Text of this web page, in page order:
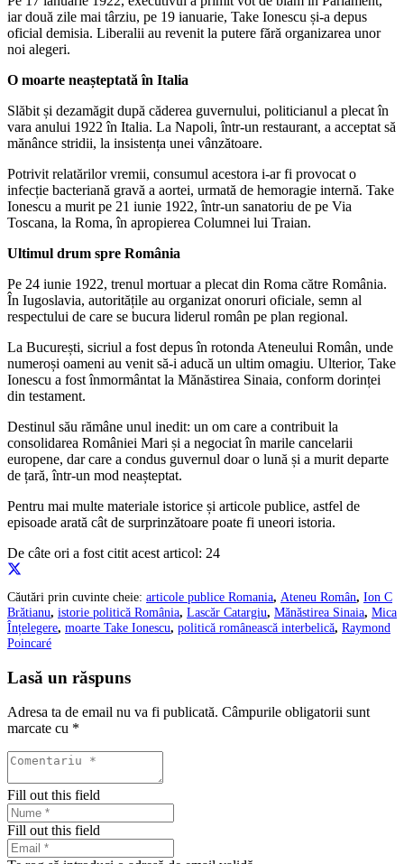
iar două zile mai târziu, pe 19 ianuarie, Take Ionescu și-a depus
oficial demisia. Liberalii au revenit la putere fără organizarea unor
noi alegeri.
O moarte neașteptată în Italia
Slăbit și dezamăgit după căderea guvernului, politicianul a plecat în
vara anului 1922 în Italia. La Napoli, într-un restaurant, a acceptat să
mănânce stridii, la insistența unei vânzătoare.
Potrivit relatărilor vremii, consumul acestora i-ar fi provocat o
infecție bacteriană gravă a aortei, urmată de hemoragie internă. Take
Ionescu a murit pe 21 iunie 1922, într-un sanatoriu de pe Via
Toscana, la Roma, în apropierea Columnei lui Traian.
Ultimul drum spre România
Pe 24 iunie 1922, trenul mortuar a plecat din Roma către România.
În Iugoslavia, autoritățile au organizat onoruri oficiale, semn al
respectului de care se bucura liderul român pe plan regional.
La București, sicriul a fost depus în rotonda Ateneului Român, unde
numeroși oameni au venit să-i aducă un ultim omagiu. Ulterior, Take
Ionescu a fost înmormântat la Mănăstirea Sinaia, conform dorinței
din testament.
Destinul său rămâne unul inedit: un om care a contribuit la
consolidarea României Mari și a negociat în marile cancelarii
europene, dar care a condus guvernul doar o lună și a murit departe
de țară, într-un mod neașteptat.
Pentru mai multe materiale istorice și articole publice, astfel de
episoade arată cât de surprinzătoare poate fi uneori istoria.
De câte ori a fost citit acest articol: 24
Căutări prin cuvinte cheie: articole publice Romania, Ateneu Român, Ion C
Brătianu, istorie politică România, Lascăr Catargiu, Mănăstirea Sinaia, Mica
Înțelegere, moarte Take Ionescu, politică românească interbelică, Raymond
Poincaré
Lasă un răspuns
Adresa ta de email nu va fi publicată. Câmpurile obligatorii sunt
marcate cu *
Fill out this field
Fill out this field